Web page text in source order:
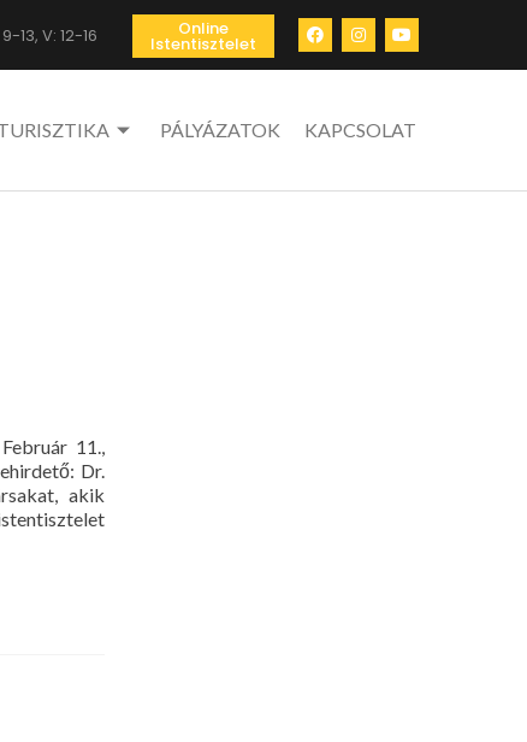
13, V: 12-16 Online
Istentisztelet
PÁLYÁZATOK KAPCSOLAT
11.,
Dr.
akik